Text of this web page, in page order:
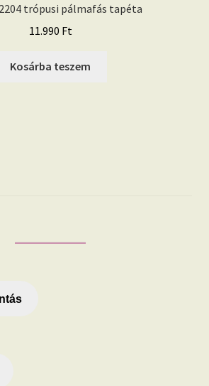
trópusi pálmafás tapéta
11.990 Ft
Kosárba teszem